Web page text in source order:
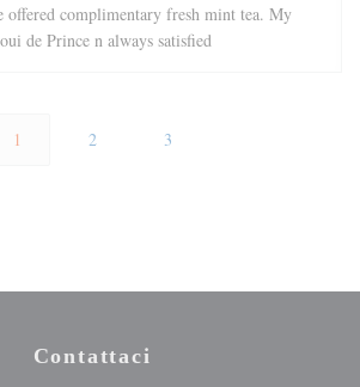
offered complimentary fresh mint tea. My
de Prince n always satisfied
1 2 3
Contattaci